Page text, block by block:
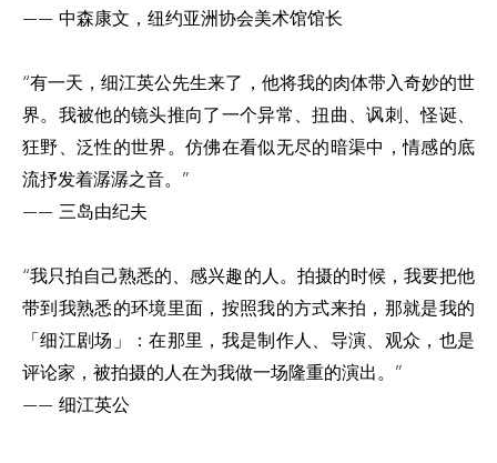
—— 中森康文，纽约亚洲协会美术馆馆长
“有一天，细江英公先生来了，他将我的肉体带入奇妙的世
界。我被他的镜头推向了一个异常、扭曲、讽刺、怪诞、
狂野、泛性的世界。仿佛在看似无尽的暗渠中，情感的底
流抒发着潺潺之音。”
—— 三岛由纪夫
“我只拍自己熟悉的、感兴趣的人。拍摄的时候，我要把他
带到我熟悉的环境里面，按照我的方式来拍，那就是我的
「细江剧场」：在那里，我是制作人、导演、观众，也是
评论家，被拍摄的人在为我做一场隆重的演出。”
—— 细江英公